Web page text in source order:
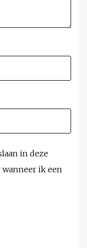
in deze
ik een